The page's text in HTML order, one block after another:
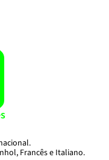
Francês e Italiano.